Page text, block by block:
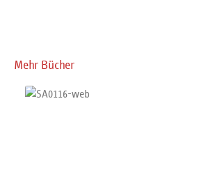
Produktgalerie überspringen
Mehr Bücher